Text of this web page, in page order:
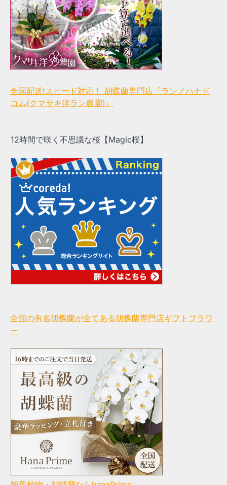
全国配送!スピード対応！ 胡蝶蘭専門店『ランノハナド
コム(クマサキ洋ラン農園)』
12時間で咲く不思議な桜【Magic桜】
全国の有名胡蝶蘭が全てある胡蝶蘭専門店ギフトフラワ
ー